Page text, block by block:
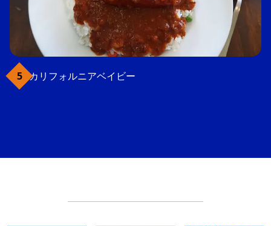
カリフォルニアベイビー